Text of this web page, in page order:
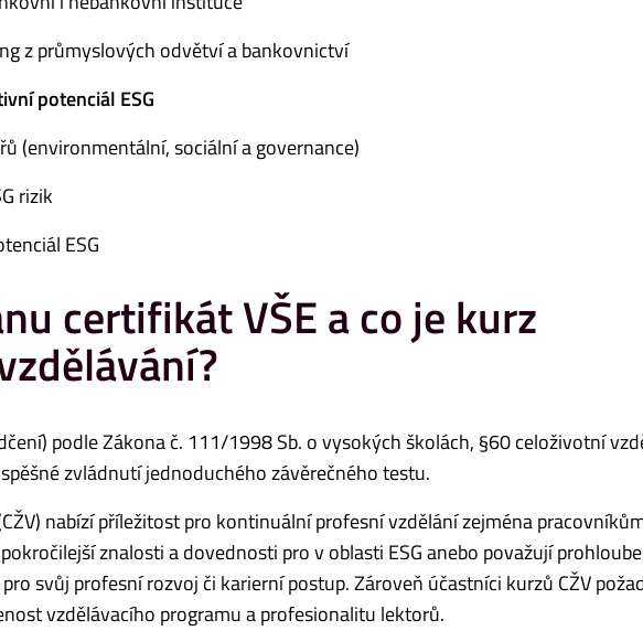
z průmyslových odvětví a bankovnictví
potenciál ESG
(environmentální, sociální a governance)
rizik
ESG
certifikát VŠE a co je kurz
podle Zákona č. 111/1998 Sb. o vysokých školách, §60 celoživotní
zvládnutí jednoduchého závěrečného testu.
nabízí příležitost pro kontinuální profesní vzdělání zejména
znalosti a dovednosti pro v oblasti ESG anebo považují
svůj profesní rozvoj či karierní postup. Zároveň účastníci kurzů CŽV
vzdělávacího programu a profesionalitu lektorů.